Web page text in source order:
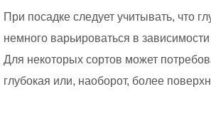
При посадке следует учитывать, что
немного варьироваться в зависимости
Для некоторых сортов может
глубокая или, наоборот, более